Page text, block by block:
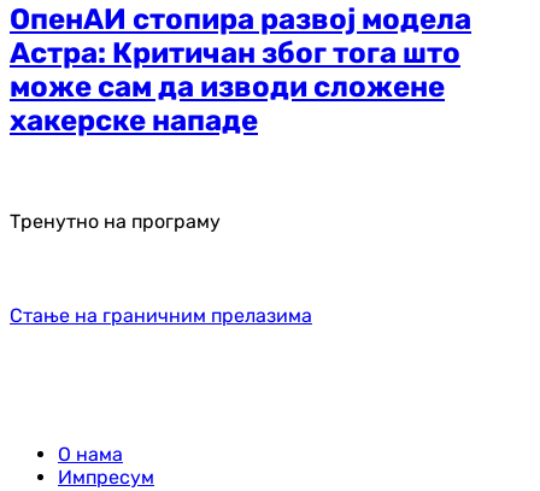
ОпенАИ стопира развој модела
Астра: Критичан због тога што
може сам да изводи сложене
хакерске нападе
Тренутно на програму
Стање на граничним прелазима
О нама
Импресум